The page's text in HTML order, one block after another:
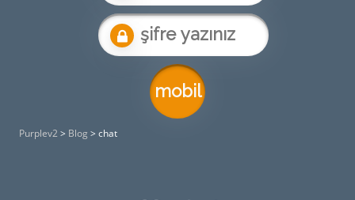
Purplev2> Blog >chat